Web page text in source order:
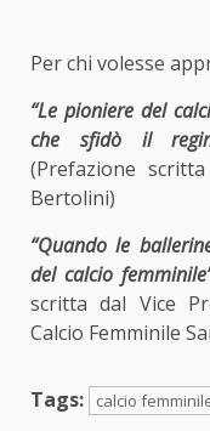
Per chi volesse
“Le pioniere del
che sfidò il
(Prefazione
Bertolini)
“Quando le
del calcio
scritta dal Vice
Calcio Femminile
Tags: calcio